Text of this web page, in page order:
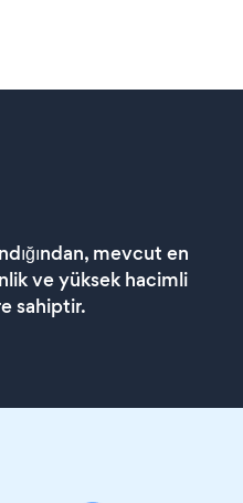
mevcut en
ve yüksek hacimli
sahiptir.